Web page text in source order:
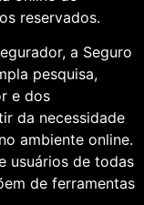
reservados.
a Seguro
pesquisa,
e dos
da necessidade
ambiente online.
usuários de todas
de ferramentas